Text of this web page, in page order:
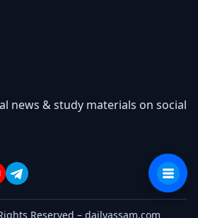
news & study materials on social
Reserved – dailyassam.com